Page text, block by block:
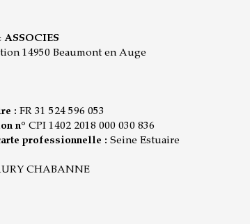
14950 Beaumont en Auge
: FR 31 524 596 053
n° CPI 1402 2018 000 030 836
professionnelle : Seine Estuaire
CHABANNE